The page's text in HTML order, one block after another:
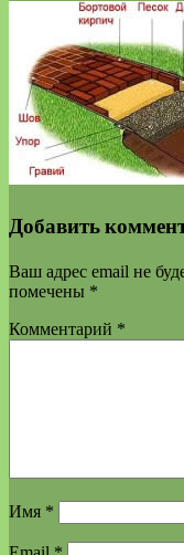
Добавить
Ваш адрес email не
помечены *
Комментарий *
Имя *